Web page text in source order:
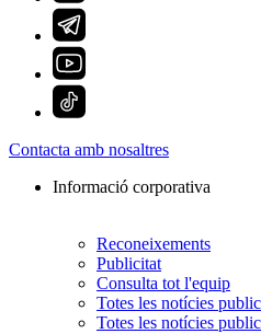
Contacta amb nosaltres
Informació corporativa
Reconeixements
Publicitat
Consulta tot l'equip
Totes les notícies
Totes les notícies